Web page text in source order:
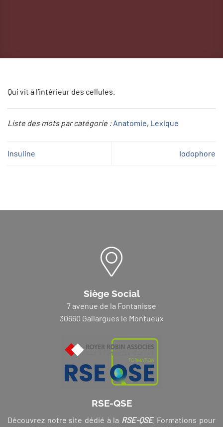
Qui vit à l’intérieur des cellules.
Liste des mots par catégorie : Anatomie, Lexique
Insuline Iodophore
Siège Social
7 avenue de la Fontanisse
30660 Gallargues le Montueux
RSE-QSE
Découvrez notre site dédié à la RSE-QSE. Formations pour